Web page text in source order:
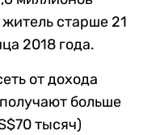
старше 21
2018 года.
от дохода
больше
тысяч)